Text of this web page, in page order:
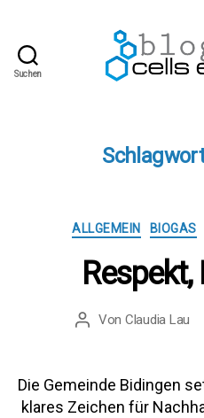
Suchen
ALLGEMEIN BIOGAS
Respekt,
Beitragsautor
Von Claudia Lau
Die Gemeinde Bidingen
klares Zeichen für